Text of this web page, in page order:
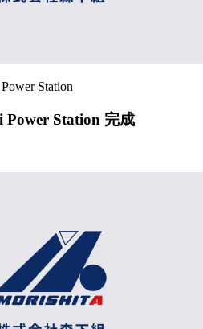
Station
Station 完成